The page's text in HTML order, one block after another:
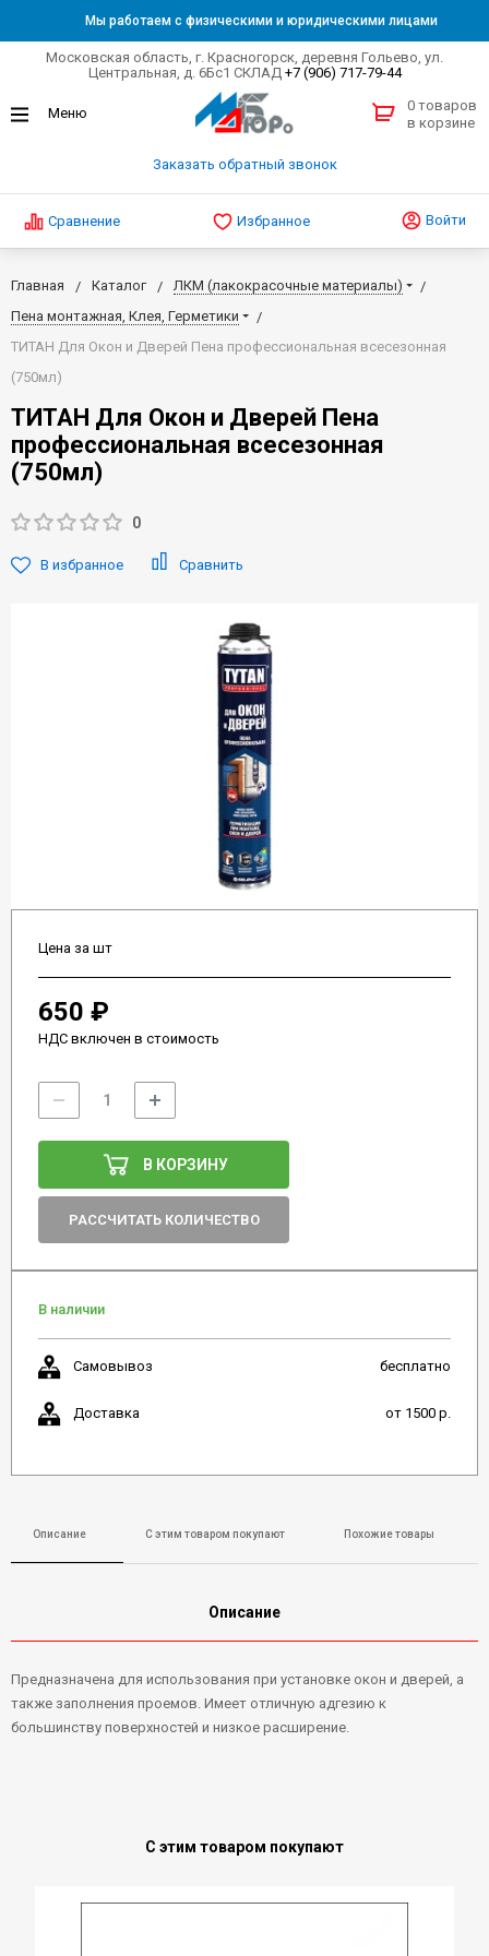
Мы работаем с физическими и юридическими лицами
Московская область, г. Красногорск, деревня Гольево, ул.
Центральная, д. 6Бс1 СКЛАД +7 (906) 717-79-44
Заказать обратный звонок
0 товаров
в корзине
Сравнение Избранное Войти
Главная Каталог
ЛКМ (лакокрасочные материалы)
Пена монтажная, Клея, Герметики
ТИТАН Для Окон и Дверей Пена профессиональная всесезонная
(750мл)
ТИТАН Для Окон и Дверей Пена
профессиональная всесезонная
(750мл)
0
В избранное Сравнить
Цена за шт
650 ₽
НДС включен в стоимость
В КОРЗИНУ
РАССЧИТАТЬ КОЛИЧЕСТВО
В наличии
Самовывоз бесплатно
Доставка от 1500 р.
Описание С этим товаром покупают Похожие товары
Описание
Предназначена для использования при установке окон и дверей, а
также заполнения проемов. Имеет отличную адгезию к
большинству поверхностей и низкое расширение.
С этим товаром покупают